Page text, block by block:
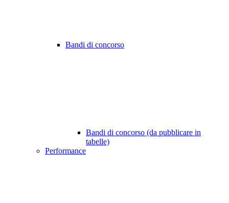
Bandi di concorso
Bandi di concorso (da pubblicare in
tabelle)
Performance